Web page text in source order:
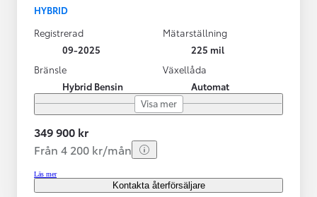
HYBRID
Registrerad
09-2025
Mätarställning
225 mil
Bränsle
Hybrid Bensin
Växellåda
Automat
Visa mer
349 900 kr
Från 4 200 kr/mån
Läs mer
Kontakta återförsäljare